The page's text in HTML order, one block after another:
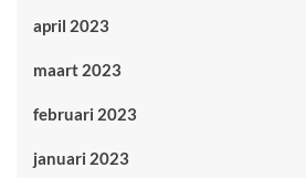
april 2023
maart 2023
februari 2023
januari 2023